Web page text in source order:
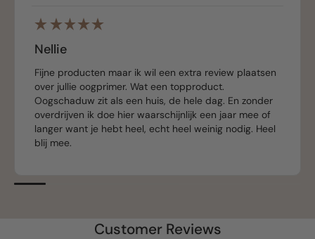
Nellie
Fijne producten maar ik wil een extra review plaatsen
over jullie oogprimer. Wat een topproduct.
Oogschaduw zit als een huis, de hele dag. En zonder
overdrijven ik doe hier waarschijnlijk een jaar mee of
langer want je hebt heel, echt heel weinig nodig. Heel
blij mee.
Customer Reviews